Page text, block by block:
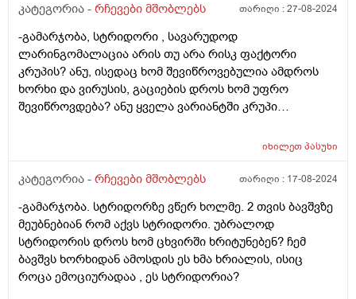
კატეგორია - რჩევები მშობლებს თარიღი :27-08-2024
-გამარჯობა, სტრიდორი , სავარუდოდ
ლარინგომალაცია არის თუ არა რისკ ფაქტორი
კრუპის? ანუ, ისედაც ხომ შევიწროვებულია ამდროს
ხორხი და ვირუსის, გაციების დროს ხომ უფრო
შევიწროვდება? ანუ ყველა ვარიანტში კრუპი
იხილეთპასუხი
კატეგორია - რჩევები მშობლებს თარიღი : 17-08-2024
-გამარჯობა. სტრიდორზე ვწერ ხოლმე. 2 თვის ბავშვზე
მეუბნებიან რომ აქვს სტრიდორი. უბრალოდ
სტრიდორის დროს ხომ ცხვირში ხრიტუნებენ? ჩემ
ბავშვს ხორხიდან ამოსდის ეს ხმა ხრიალის, ისიც
როცა ემოციურადაა , ეს სტრიდორია?